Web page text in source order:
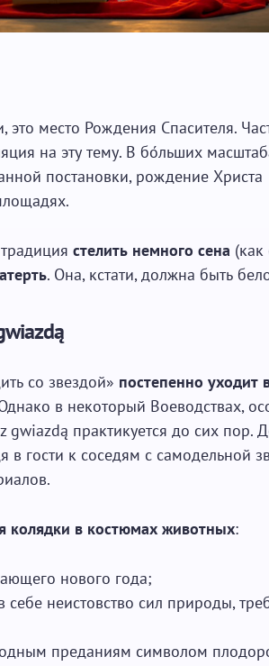
это место Рождения Спасителя.
на эту тему. В бо́льших
постановки, рождение Христа
стелить немного сена
. Она, кстати, должна быть
со звездой» постепенно уходит
в некоторый Воеводствах,
gwiazdą практикуется до сих пор.
в гости к соседям с самодельной
колядки в костюмах животных:
нового года;
неистовство сил природы,
преданиям символом